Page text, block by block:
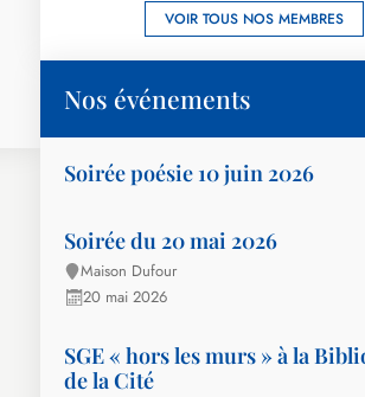
VOIR TOUS NOS MEMBRES
Nos événements
Soirée poésie 10 juin 2026
Soirée du 20 mai 2026
Maison Dufour
20 mai 2026
SGE « hors les murs » à la
de la Cité